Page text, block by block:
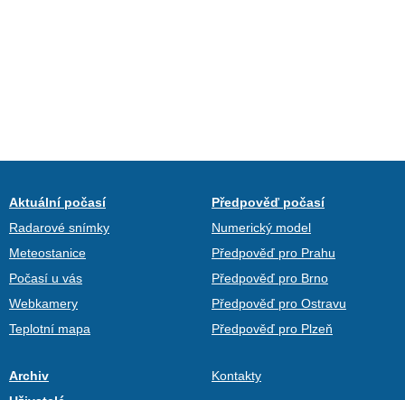
Aktuální počasí
Radarové snímky
Meteostanice
Počasí u vás
Webkamery
Teplotní mapa
Předpověď počasí
Numerický model
Předpověď pro Prahu
Předpověď pro Brno
Předpověď pro Ostravu
Předpověď pro Plzeň
Archiv
Kontakty